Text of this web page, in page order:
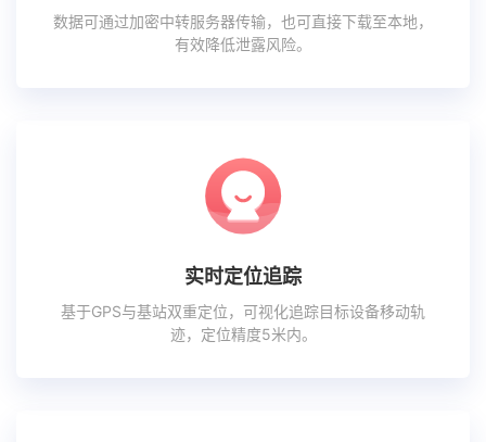
数据可通过加密中转服务器传输，也可直接下载至本地，
有效降低泄露风险。
实时定位追踪
基于GPS与基站双重定位，可视化追踪目标设备移动轨
迹，定位精度5米内。